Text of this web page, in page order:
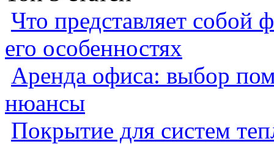
Что представляет собой
его особенностях
Аренда офиса: выбор
нюансы
Покрытие для систем